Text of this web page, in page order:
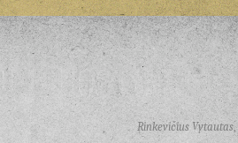
Rinkevičius Vytautas,